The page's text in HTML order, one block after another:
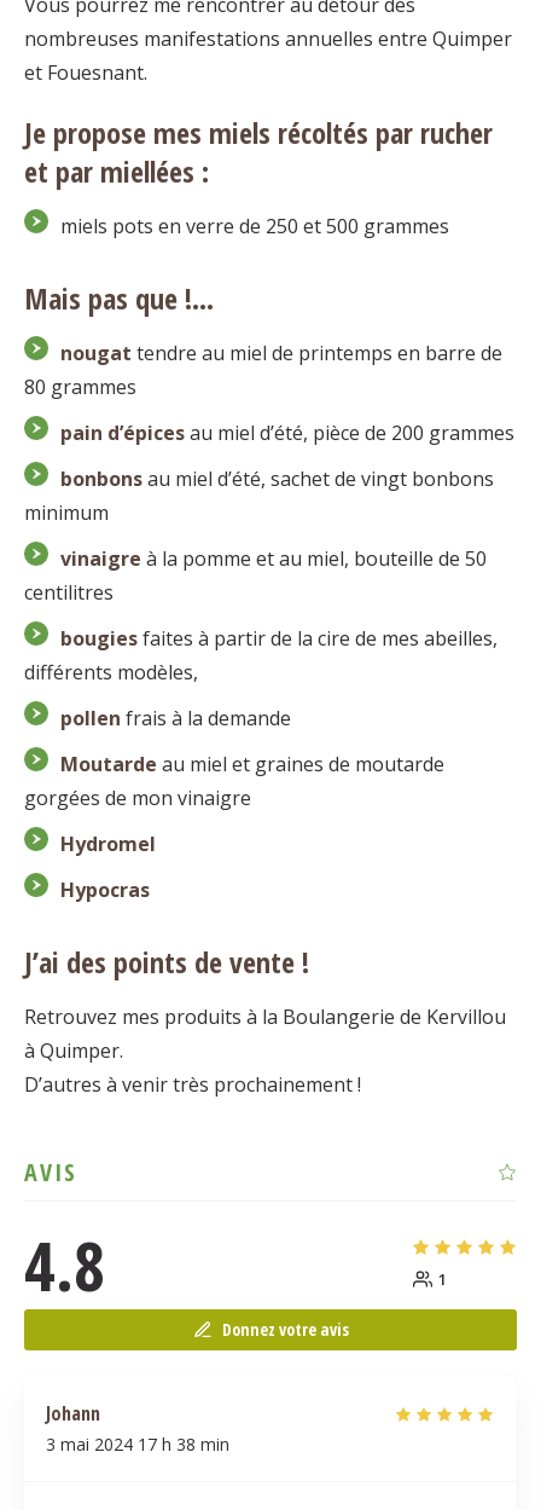
nombreuses manifestations annuelles entre Quimper
et Fouesnant.
Je propose mes miels récoltés par rucher
et par miellées :
miels pots en verre de 250 et 500 grammes
Mais pas que !…
nougat tendre au miel de printemps en barre de
80 grammes
pain d’épicesau miel d’été, pièce de 200 grammes
bonbonsau miel d’été, sachet de vingt bonbons
minimum
vinaigre à la pomme et au miel, bouteille de 50
centilitres
bougiesfaites à partir de la cire de mes abeilles,
différents modèles,
pollen frais à la demande
Moutarde au miel et graines de moutarde
gorgées de mon vinaigre
Hydromel
Hypocras
J’ai des points de vente !
Retrouvez mes produits à la Boulangerie de Kervillou
à Quimper.
D’autres à venir très prochainement !
AVIS
4.8 1
Donnez votre avis
Johann
3 mai 2024 17 h 38 min